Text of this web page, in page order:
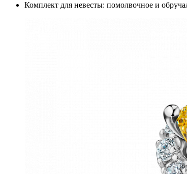
Комплект для невесты: помолвочное и